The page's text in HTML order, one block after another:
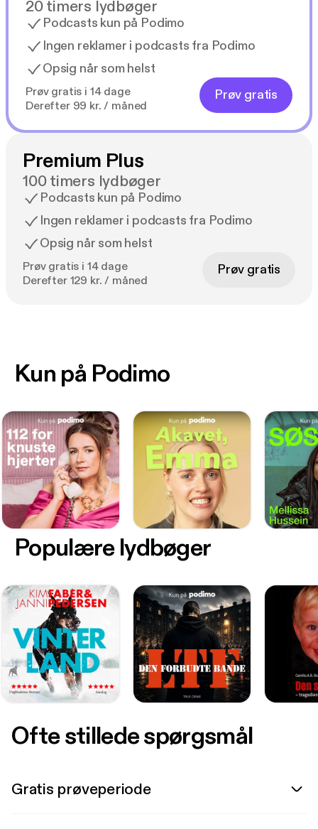
20 timers lydbøger
Podcasts kun på Podimo
Ingen reklamer i podcasts fra Podimo
Opsig når som helst
Prøv gratis i 14 dage
Derefter 99 kr. / måned
Prøv gratis
Premium Plus
100 timers lydbøger
Podcasts kun på Podimo
Ingen reklamer i podcasts fra Podimo
Opsig når som helst
Prøv gratis i 14 dage
Derefter 129 kr. / måned
Prøv gratis
Kun på Podimo
Populære lydbøger
Ofte stillede spørgsmål
Gratis prøveperiode